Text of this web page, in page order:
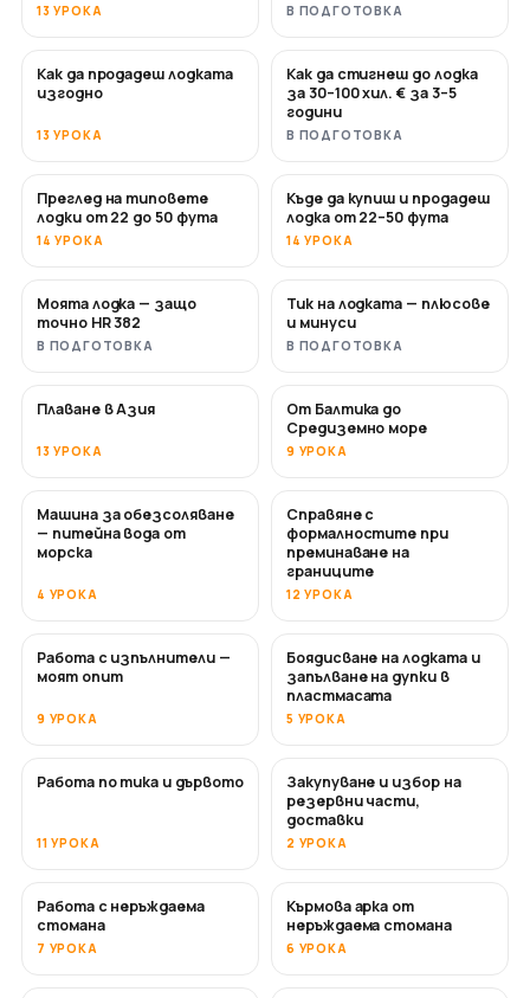
13 УРОКА В ПОДГОТОВКА
НОВО
Как да продадеш лодката
изгодно
13 УРОКА
НОВО
Как да стигнеш до лодка
за 30–100 хил. € за 3–5
години
В ПОДГОТОВКА
СКОРО
Преглед на типовете
лодки от 22 до 50 фута
14 УРОКА
СКОРО
Къде да купиш и продадеш
лодка от 22–50 фута
14 УРОКА
СКОРО
Моята лодка — защо
точно HR 382
В ПОДГОТОВКА
СКОРО
Тик на лодката — плюсове
и минуси
В ПОДГОТОВКА
СКОРО
Плаване в Азия
13 УРОКА
СКОРО
От Балтика до
Средиземно море
9 УРОКА
СКОРО
Машина за обезсоляване
— питейна вода от
морска
4 УРОКА
Справяне с
формалностите при
преминаване на
границите
12 УРОКА
СКОРО
Работа с изпълнители —
моят опит
9 УРОКА
СКОРО
Боядисване на лодката и
запълване на дупки в
пластмасата
5 УРОКА
Работа по тика и дървото
11 УРОКА
СКОРО
Закупуване и избор на
резервни части,
доставки
2 УРОКА
СКОРО
Работа с неръждаема
стомана
7 УРОКА
Кърмова арка от
неръждаема стомана
6 УРОКА